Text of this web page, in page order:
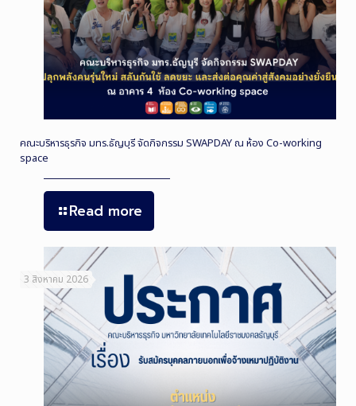
คณะบริหารธุรกิจ มทร.ธัญบุรี จัดกิจกรรม SWAPDAY ณ ห้อง Co-working
space
Read more
3 สิงหาคม 2026